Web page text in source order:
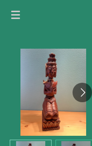
Ga
hoofdinhoud